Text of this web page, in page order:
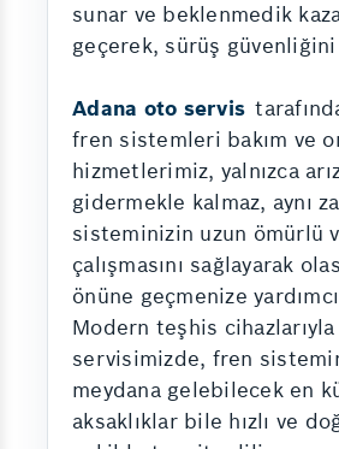
sunar ve beklenmedik
geçerek, sürüş güvenliğini
Adana oto servis
fren sistemleri bakım ve
hizmetlerimiz, yalnızca
gidermekle kalmaz, aynı
sisteminizin uzun ömürlü
çalışmasını sağlayarak
önüne geçmenize
Modern teşhis cihazlarıyla
servisimizde, fren
meydana gelebilecek en
aksaklıklar bile hızlı ve